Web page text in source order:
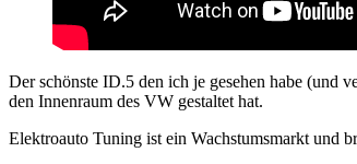
Der schönste ID.5 den ich je gesehen habe (und
den Innenraum des VW gestaltet hat.
Elektroauto Tuning ist ein Wachstumsmarkt und